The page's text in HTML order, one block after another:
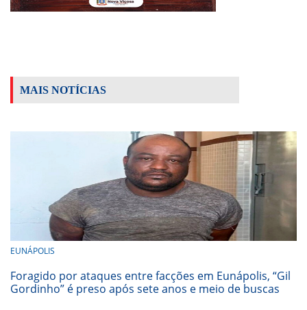
MAIS NOTÍCIAS
EUNÁPOLIS
Foragido por ataques entre facções em Eunápolis, “Gil
Gordinho” é preso após sete anos e meio de buscas